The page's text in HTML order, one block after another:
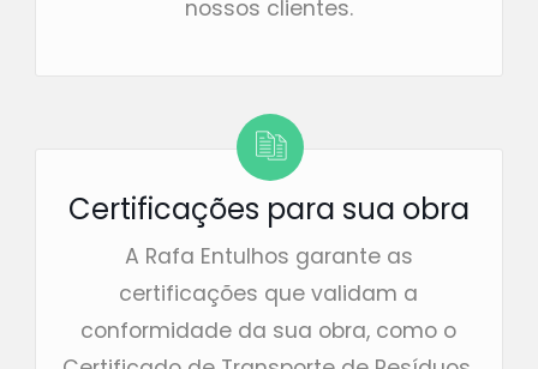
nossos clientes.
Certificações para sua obra
A Rafa Entulhos garante as
certificações que validam a
conformidade da sua obra, como o